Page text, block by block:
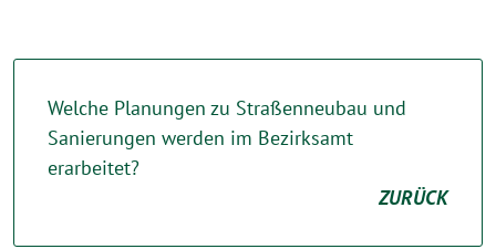
Welche Planungen zu Straßenneubau und
Sanierungen werden im Bezirksamt
erarbeitet?
ZURÜCK